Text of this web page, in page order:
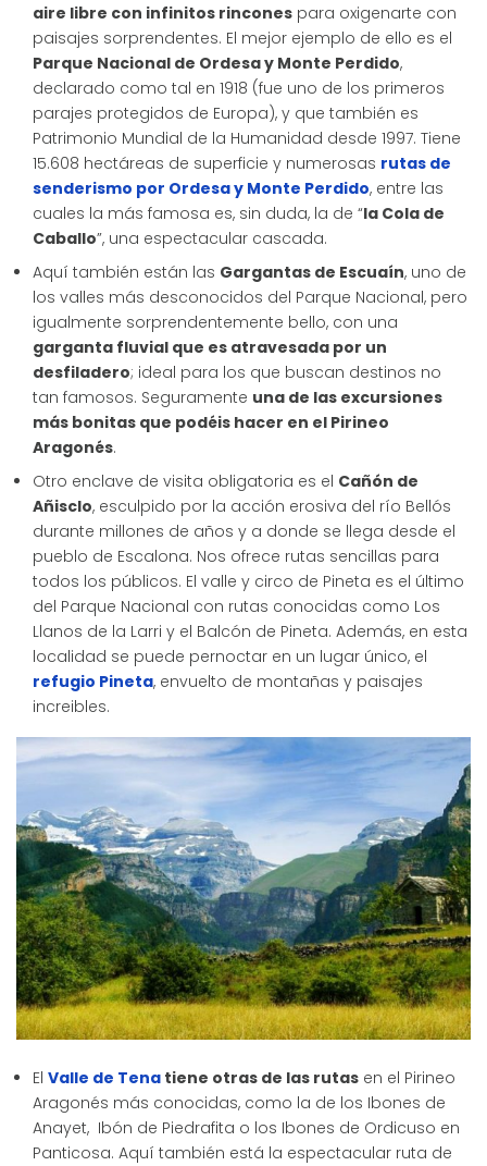
aire libre con infinitos rincones para oxigenarte con
paisajes sorprendentes. El mejor ejemplo de ello es el
Parque Nacional de Ordesa y Monte Perdido,
declarado como tal en 1918 (fue uno de los primeros
parajes protegidos de Europa), y que también es
Patrimonio Mundial de la Humanidad desde 1997. Tiene
15.608 hectáreas de superficie y numerosas rutas de
senderismo por Ordesa y Monte Perdido, entre las
cuales la más famosa es, sin duda, la de “la Cola de
Caballo”, una espectacular cascada.
Aquí también están las Gargantas de Escuaín, uno de
los valles más desconocidos del Parque Nacional, pero
igualmente sorprendentemente bello, con una
garganta fluvial que es atravesada por un
desfiladero; ideal para los que buscan destinos no
tan famosos. Seguramente una de las excursiones
más bonitas que podéis hacer en el Pirineo
Aragonés.
Otro enclave de visita obligatoria es el Cañón de
Añisclo, esculpido por la acción erosiva del río Bellós
durante millones de años y a donde se llega desde el
pueblo de Escalona. Nos ofrece rutas sencillas para
todos los públicos. El valle y circo de Pineta es el último
del Parque Nacional con rutas conocidas como Los
Llanos de la Larri y el Balcón de Pineta. Además, en esta
localidad se puede pernoctar en un lugar único, el
refugio Pineta, envuelto de montañas y paisajes
increibles.
El Valle de Tena tiene otras de las rutas en el Pirineo
Aragonés más conocidas, como la de los Ibones de
Anayet, Ibón de Piedrafita o los Ibones de Ordicuso en
Panticosa. Aquí también está la espectacular ruta de